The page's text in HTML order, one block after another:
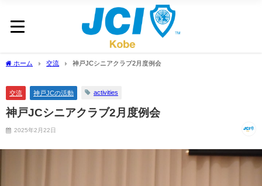
ホーム 交流 神戸JCシニアクラブ2月度例会
交流 神戸JCの活動 activities
神戸JCシニアクラブ2月度例会
2025年2月22日